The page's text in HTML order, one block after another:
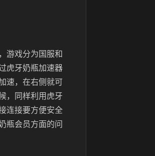
游戏分为国服和
虎牙奶瓶加速器
速，在右侧就可
，同样利用虎牙
连接要方便安全
瓶会员方面的问